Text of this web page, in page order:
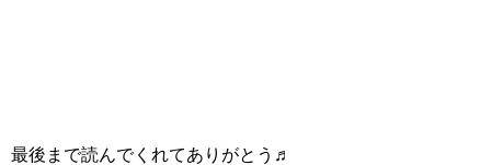
最後まで読んでくれてありがとう♬